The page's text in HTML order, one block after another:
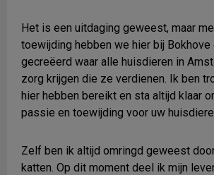
Het is een uitdaging geweest, maar
toewijding hebben we hier bij Bokhove
gecreëerd waar alle huisdieren in
zorg krijgen die ze verdienen. Ik ben
hier hebben bereikt en sta altijd klaar
passie en toewijding voor uw
Zelf ben ik altijd omringd geweest
katten. Op dit moment deel ik mijn